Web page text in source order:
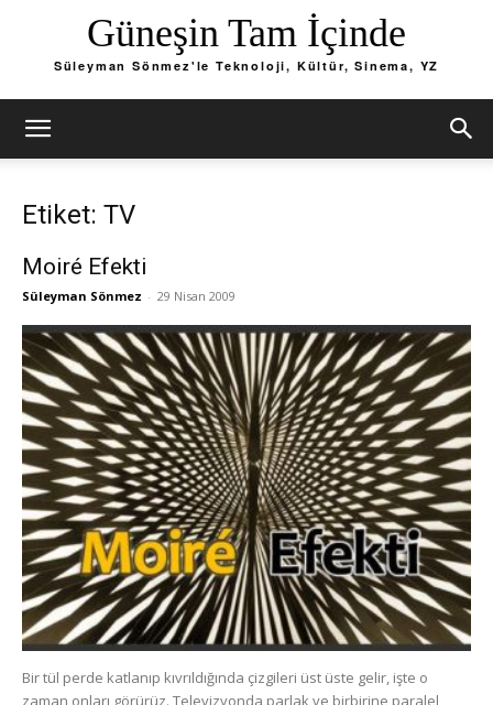
Güneşin Tam İçinde
Süleyman Sönmez'le Teknoloji, Kültür, Sinema, YZ
Etiket: TV
Moiré Efekti
Süleyman Sönmez - 29 Nisan 2009
Bir tül perde katlanıp kıvrıldığında çizgileri üst üste gelir, işte o
zaman onları görürüz. Televizyonda parlak ve birbirine paralel